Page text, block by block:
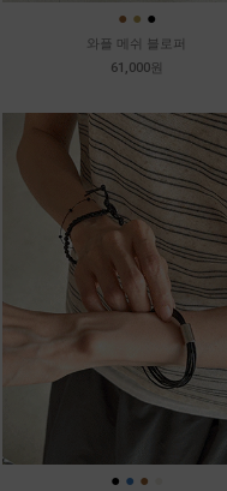
● ● ●
와플 메쉬 블로퍼
61,000원
● ● ●